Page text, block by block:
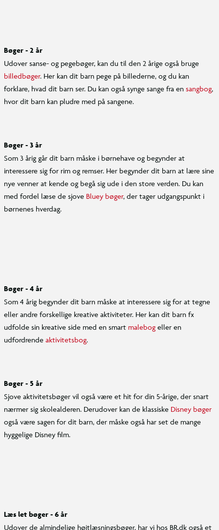
Bøger - 2 år
Udover sanse- og pegebøger, kan du til den 2 årige også bruge
billedbøger. Her kan dit barn pege på billederne, og du kan
forklare, hvad dit barn ser. Du kan også synge sange fra en sangbog,
hvor dit barn kan pludre med på sangene.
Bøger - 3 år
Som 3 årig går dit barn måske i børnehave og begynder at
interessere sig for rim og remser. Her begynder dit barn at lære sine
nye venner at kende og begå sig ude i den store verden. Du kan
med fordel læse de sjove Bluey bøger, der tager udgangspunkt i
børnenes hverdag.
Bøger - 4 år
Som 4 årig begynder dit barn måske at interessere sig for at tegne
eller andre forskellige kreative aktiviteter. Her kan dit barn fx
udfolde sin kreative side med en smart malebog eller en
udfordrende aktivitetsbog.
Bøger - 5 år
Sjove aktivitetsbøger vil også være et hit for din 5-årige, der snart
nærmer sig skolealderen. Derudover kan de klassiske Disney bøger
også være sagen for dit barn, der måske også har set de mange
hyggelige Disney film.
Læs let bøger - 6 år
Udover de almindelige højtlæsningsbøger, har vi hos BR.dk også et